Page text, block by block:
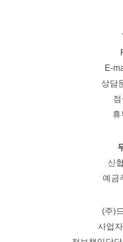
E-
상담
휴
신
예금
(주)
사업